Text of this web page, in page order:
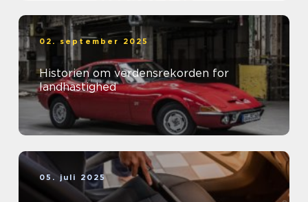
02. september 2025
Historien om verdensrekorden for
landhastighed
05. juli 2025